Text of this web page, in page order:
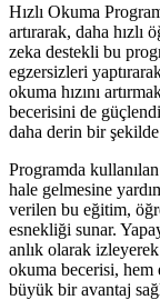
Hızlı Okuma
artırarak, daha hızlı
zeka destekli bu
egzersizleri
okuma hızını
becerisini de
daha derin bir
Programda
hale gelmesine
verilen bu eğitim,
esnekliği sunar.
anlık olarak
okuma becerisi, hem
büyük bir avantaj